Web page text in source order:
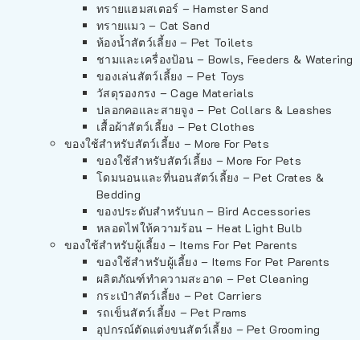
ทรายแฮมสเตอร์ – Hamster Sand
ทรายแมว – Cat Sand
ห้องน้ำสัตว์เลี้ยง – Pet Toilets
ชามและเครื่องป้อน – Bowls, Feeders & Watering
ของเล่นสัตว์เลี้ยง – Pet Toys
วัสดุรองกรง – Cage Materials
ปลอกคอและสายจูง – Pet Collars & Leashes
เสื้อผ้าสัตว์เลี้ยง – Pet Clothes
ของใช้สำหรับสัตว์เลี้ยง – More For Pets
ของใช้สำหรับสัตว์เลี้ยง – More For Pets
โดมนอนและที่นอนสัตว์เลี้ยง – Pet Crates &
Bedding
ของประดับสำหรับนก – Bird Accessories
หลอดไฟให้ความร้อน – Heat Light Bulb
ของใช้สำหรับผู้เลี้ยง – Items For Pet Parents
ของใช้สำหรับผู้เลี้ยง – Items For Pet Parents
ผลิตภัณฑ์ทำความสะอาด – Pet Cleaning
กระเป๋าสัตว์เลี้ยง – Pet Carriers
รถเข็นสัตว์เลี้ยง – Pet Prams
อุปกรณ์ตัดแต่งขนสัตว์เลี้ยง – Pet Grooming